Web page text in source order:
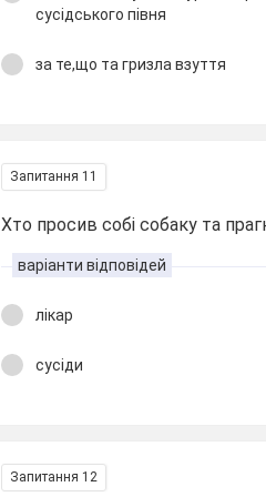
сусідського півня
за те,що та гризла взуття
Запитання 11
Хто просив собі собаку та
варіанти відповідей
лікар
сусіди
Запитання 12